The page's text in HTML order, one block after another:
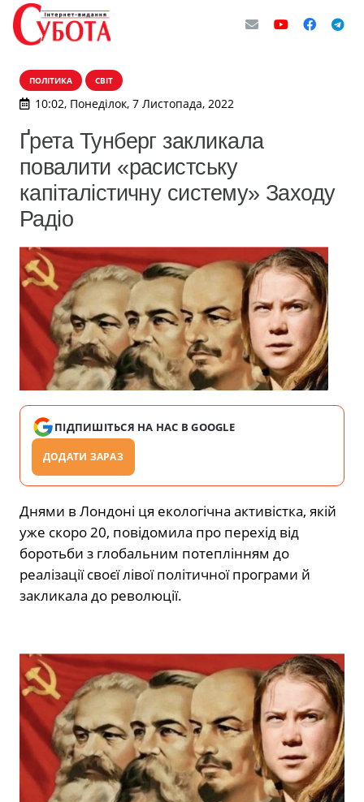
ПОЛІТИКА СВІТ
10:02, Понеділок, 7 Листопада, 2022
Ґрета Тунберг закликала
повалити «расистську
капіталістичну систему» Заходу
Радіо
ПІДПИШІТЬСЯ НА НАС В GOOGLE
ДОДАТИ ЗАРАЗ
Днями в Лондоні ця екологічна активістка, якій
уже скоро 20, повідомила про перехід від
боротьби з глобальним потеплінням до
реалізації своєї лівої політичної програми й
закликала до революції.